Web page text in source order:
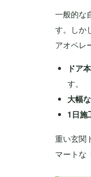
一般的な
す。しか
アオペレ
ドア
す。
大幅
1日施
重い玄関
マートな